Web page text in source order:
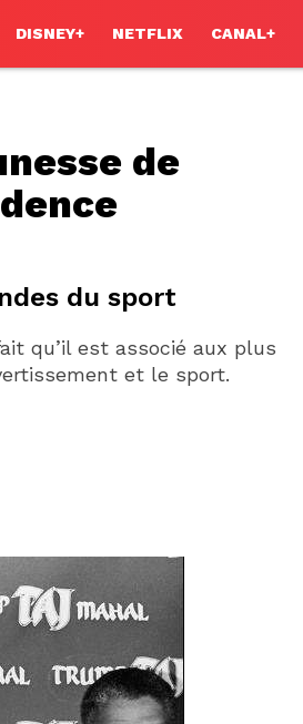
DISNEY+ NETFLIX CANAL+
de
du sport
qu’il est associé aux plus
et le sport.